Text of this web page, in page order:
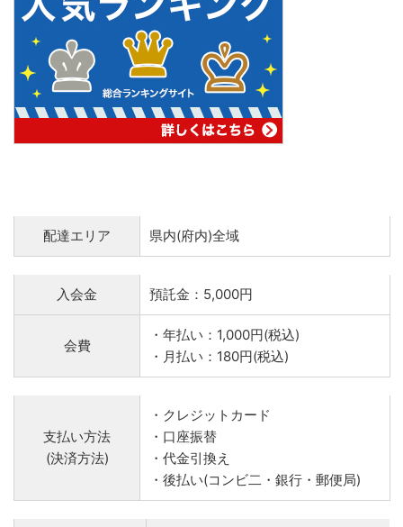
配達エリア 県内(府内)全域
入会金 預託金：5,000円
会費
・年払い：1,000円(税込)
・月払い：180円(税込)
支払い方法
(決済方法)
・クレジットカード
・口座振替
・代金引換え
・後払い(コンビ二・銀行・郵便局)